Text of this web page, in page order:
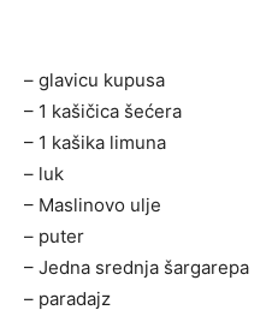
– glavicu kupusa
– 1 kašičica šećera
– 1 kašika limuna
– luk
– Maslinovo ulje
– puter
– Jedna srednja šargarepa
– paradajz